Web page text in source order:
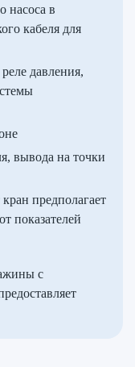
насоса в
кабеля для
давления,
вывода на точки
предполагает
показателей
с